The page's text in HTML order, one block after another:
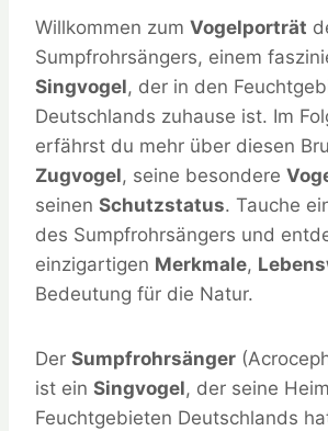
Willkommen zum Vogelporträt
Sumpfrohrsängers, einem
Singvogel, der in den
Deutschlands zuhause ist. Im
erfährst du mehr über diesen
Zugvogel, seine besondere
seinen Schutzstatus. Tauche
des Sumpfrohrsängers und
einzigartigen Merkmale,
Bedeutung für die Natur.
Der Sumpfrohrsänger
ist ein Singvogel, der seine
Feuchtgebieten Deutschlands